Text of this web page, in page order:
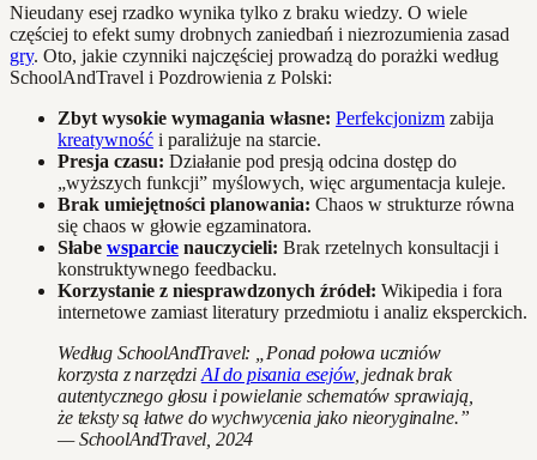
Nieudany esej rzadko wynika tylko z braku wiedzy. O wiele
częściej to efekt sumy drobnych zaniedbań i niezrozumienia zasad
gry. Oto, jakie czynniki najczęściej prowadzą do porażki według
SchoolAndTravel i Pozdrowienia z Polski:
Zbyt wysokie wymagania własne: Perfekcjonizm zabija
kreatywność i paraliżuje na starcie.
Presja czasu: Działanie pod presją odcina dostęp do
„wyższych funkcji” myślowych, więc argumentacja kuleje.
Brak umiejętności planowania: Chaos w strukturze równa
się chaos w głowie egzaminatora.
Słabe wsparcie nauczycieli: Brak rzetelnych konsultacji i
konstruktywnego feedbacku.
Korzystanie z niesprawdzonych źródeł: Wikipedia i fora
internetowe zamiast literatury przedmiotu i analiz eksperckich.
Według SchoolAndTravel: „Ponad połowa uczniów
korzysta z narzędzi AI do pisania esejów, jednak brak
autentycznego głosu i powielanie schematów sprawiają,
że teksty są łatwe do wychwycenia jako nieoryginalne.”
— SchoolAndTravel, 2024